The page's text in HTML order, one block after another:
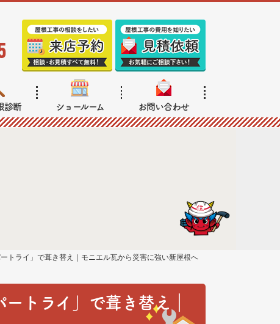
診断 ショールーム お問い合わせ
トライ」で葺き替え｜モニエル瓦から災害に強い新屋根へ
トライ」で葺き替え｜